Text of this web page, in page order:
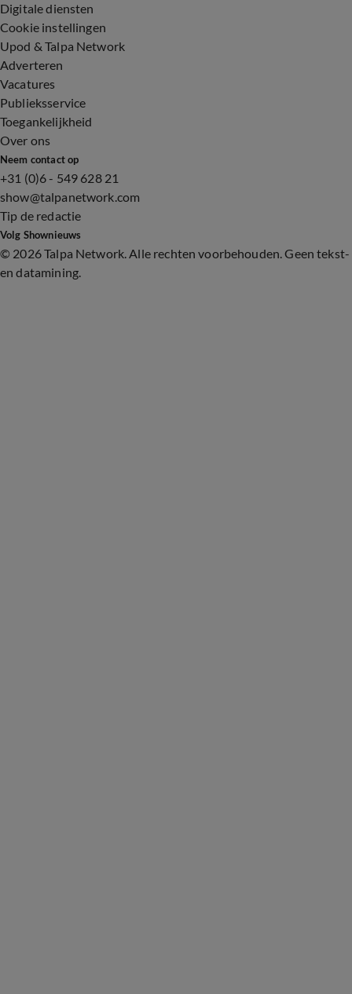
Digitale diensten
Cookie instellingen
Upod & Talpa Network
Adverteren
Vacatures
Publieksservice
Toegankelijkheid
Over ons
Neem contact op
+31 (0)6 - 549 628 21
show@talpanetwork.com
Tip de redactie
Volg Shownieuws
© 2026 Talpa Network. Alle rechten voorbehouden. Geen tekst-
en datamining.